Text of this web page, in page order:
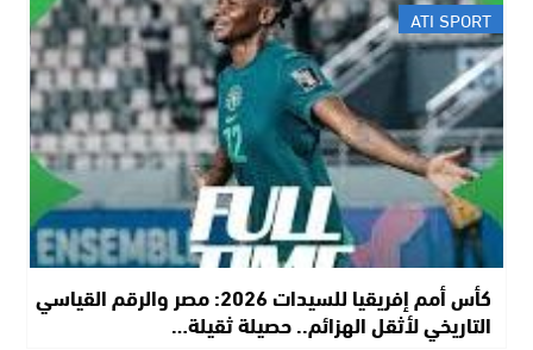
ATI SPORT
كأس أمم إفريقيا للسيدات 2026: مصر والرقم القياسي
التاريخي لأثقل الهزائم.. حصيلة ثقيلة…